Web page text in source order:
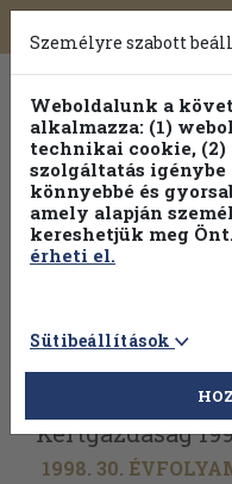
Toggle
navigation
Vissza az előző oldalra
Kertgazdaság
1998. 30.
Személyre szabott
Weboldalunk a
alkalmazza: (1)
technikai cookie,
szolgáltatás igénybe
könnyebbé és
amely alapján
kereshetjük meg
érheti el.
Sütibeállítások